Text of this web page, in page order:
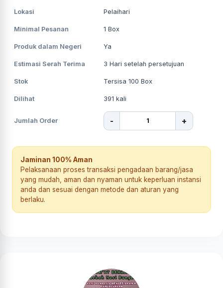
Lokasi Pelaihari
Minimal Pesanan 1 Box
Produk dalam Negeri Ya
Estimasi Serah Terima 3 Hari setelah persetujuan
Stok Tersisa 100 Box
Dilihat 391 kali
Jumlah Order - +
Jaminan 100% Aman
Pelaksanaan proses transaksi pengadaan barang/jasa
yang mudah, aman dan nyaman untuk keperluan instansi
anda dan sesuai dengan metode dan aturan yang
berlaku.